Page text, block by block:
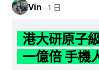
Vin 1 日
港大研原子
一億倍 手機